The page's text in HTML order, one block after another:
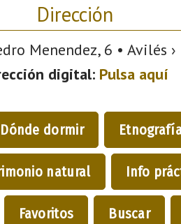
Dirección
Menendez, 6 • Avilés
digital: Pulsa aquí
Dónde dormir
natural Info
Favoritos Buscar